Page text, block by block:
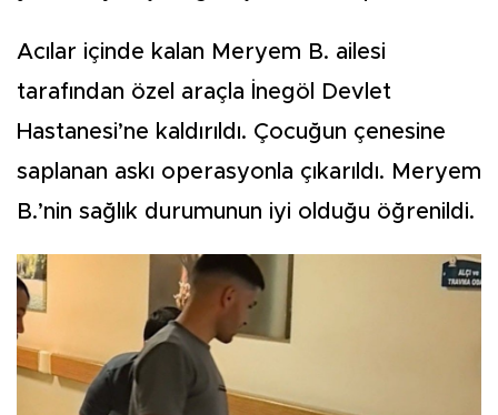
Acılar içinde kalan Meryem B. ailesi
tarafından özel araçla İnegöl Devlet
Hastanesi’ne kaldırıldı. Çocuğun çenesine
saplanan askı operasyonla çıkarıldı. Meryem
B.’nin sağlık durumunun iyi olduğu öğrenildi.